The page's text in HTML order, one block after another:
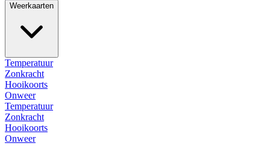
Weerkaarten
Temperatuur
Zonkracht
Hooikoorts
Onweer
Temperatuur
Zonkracht
Hooikoorts
Onweer